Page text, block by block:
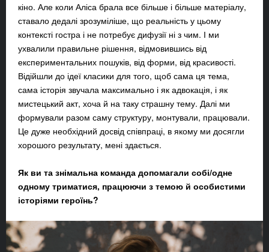
кіно. Але коли Аліса брала все більше і більше матеріалу,
ставало дедалі зрозуміліше, що реальність у цьому
контексті гостра і не потребує дифузії ні з чим. І ми
ухвалили правильне рішення, відмовившись від
експериментальних пошуків, від форми, від красивості.
Відійшли до ідеї класики для того, щоб сама ця тема,
сама історія звучала максимально і як адвокація, і як
мистецький акт, хоча й на таку страшну тему. Далі ми
формували разом саму структуру, монтували, працювали.
Це дуже необхідний досвід співпраці, в якому ми досягли
хорошого результату, мені здається.
Як ви та знімальна команда допомагали собі/одне
одному триматися, працюючи з темою й особистими
історіями героїнь?